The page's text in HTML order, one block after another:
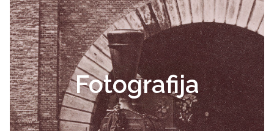
Fotografija